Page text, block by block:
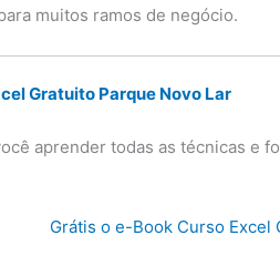
muitos ramos de negócio.
Gratuito Parque Novo Lar
aprender todas as técnicas e